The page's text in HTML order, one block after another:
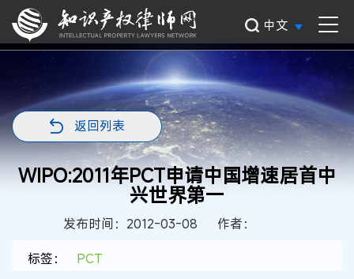
中文
返回列表
WIPO:2011年PCT申请中国增速居首中
兴世界第一
发布时间：2012-03-08
作者：
标签：
PCT